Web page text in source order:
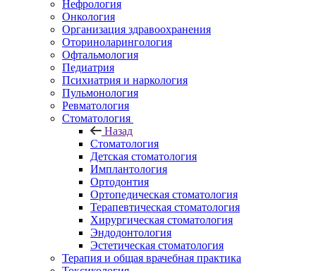
Нефрология
Онкология
Организация здравоохранения
Оториноларингология
Офтальмология
Педиатрия
Психиатрия и наркология
Пульмонология
Ревматология
Стоматология
Назад
Стоматология
Детская стоматология
Имплантология
Ортодонтия
Ортопедическая стоматология
Терапевтическая стоматология
Хирургическая стоматология
Эндодонтология
Эстетическая стоматология
Терапия и общая врачебная практика